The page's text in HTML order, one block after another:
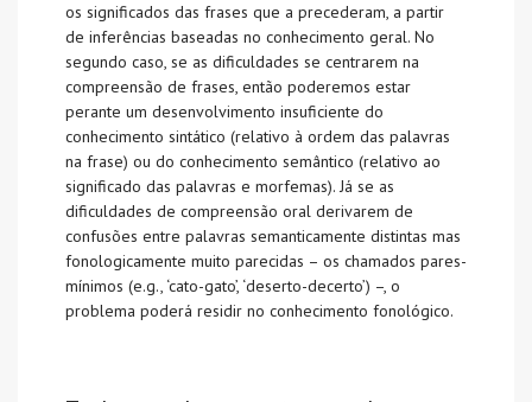
os significados das frases que a precederam, a partir
de inferências baseadas no conhecimento geral. No
segundo caso, se as dificuldades se centrarem na
compreensão de frases, então poderemos estar
perante um desenvolvimento insuficiente do
conhecimento sintático (relativo à ordem das palavras
na frase) ou do conhecimento semântico (relativo ao
significado das palavras e morfemas). Já se as
dificuldades de compreensão oral derivarem de
confusões entre palavras semanticamente distintas mas
fonologicamente muito parecidas – os chamados pares-
mínimos (e.g., ‘cato-gato’, ‘deserto-decerto’) –, o
problema poderá residir no conhecimento fonológico.